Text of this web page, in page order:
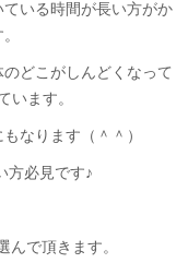
いる時間が長い方がか
どこがしんどくなって
います。
なります（＾＾）
方必見です♪
んで頂きます。